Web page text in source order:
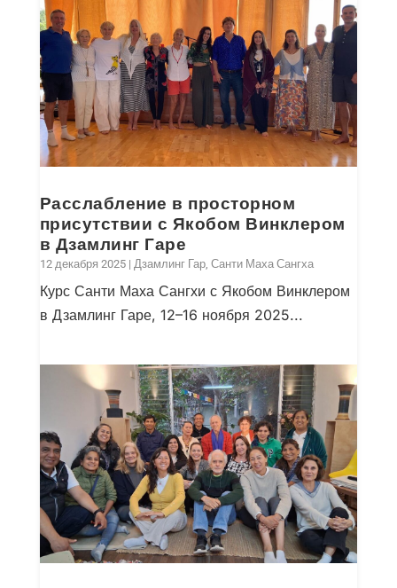
Расслабление в просторном
присутствии с Якобом Винклером
в Дзамлинг Гаре
12 декабря 2025| Дзамлинг Гар, Санти Маха Сангха
Курс Санти Маха Сангхи с Якобом Винклером
в Дзамлинг Гаре, 12–16 ноября 2025...